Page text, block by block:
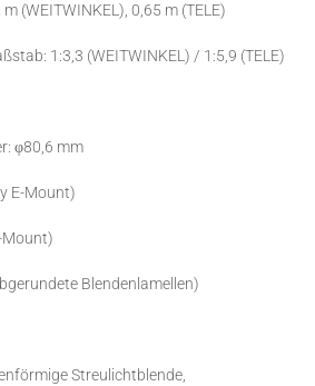
(WEITWINKEL), 0,65 m (TELE)
1:3,3 (WEITWINKEL) / 1:5,9 (TELE)
φ80,6 mm
E-Mount)
Mount)
Blendenlamellen)
Streulichtblende,